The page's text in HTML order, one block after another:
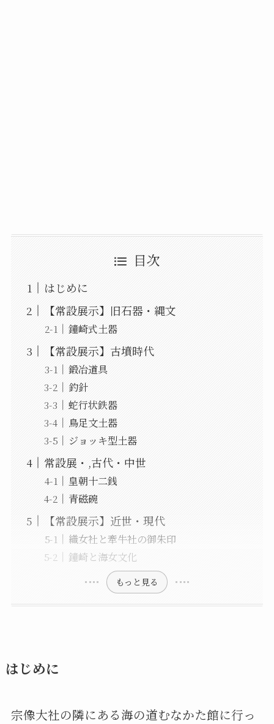
目次
はじめに
【常設展示】旧石器・縄文
鐘崎式土器
【常設展示】古墳時代
鍛冶道具
釣針
蛇行状鉄器
鳥足文土器
ジョッキ型土器
常設展・,古代・中世
皇朝十二銭
青磁碗
【常設展示】近世・現代
織女社と牽牛社の御朱印
鐘崎と海女文化
もっと見る
はじめに
宗像大社の隣にある海の道むなかた館に行っ